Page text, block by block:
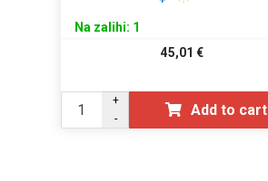
Na zalihi: 1
45,01€
+
-
Add to cart